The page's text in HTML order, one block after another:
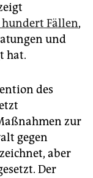
Fällen,
und
hat.
des
zur
gegen
aber
Der